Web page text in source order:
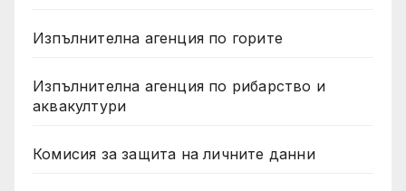
Изпълнителна агенция по горите
Изпълнителна агенция по рибарство и
аквакултури
Комисия за защита на личните данни